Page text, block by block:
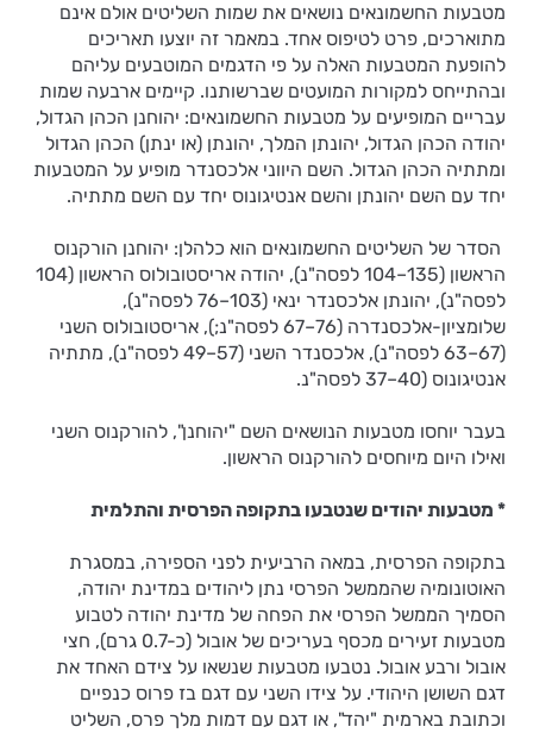
מטבעות החשמונאים נושאים את שמות השליטים אולם אינם
מתוארכים, פרט לטיפוס אחד. במאמר זה יוצעו תאריכים
להופעת המטבעות האלה על פי הדגמים המוטבעים עליהם
ובהתייחס למקורות המועטים שברשותנו. קיימים ארבעה שמות
עבריים המופיעים על מטבעות החשמונאים: יהוחנן הכהן הגדול,
יהודה הכהן הגדול, יהונתן המלך, יהונתן (או ינתן) הכהן הגדול
ומתתיה הכהן הגדול. השם היווני אלכסנדר מופיע על המטבעות
יחד עם השם יהונתן והשם אנטיגונוס יחד עם השם מתתיה.
הסדר של השליטים החשמונאים הוא כלהלן: יהוחנן הורקנוס
הראשון (135–104 לפסה"נ), יהודה אריסטובולוס הראשון (104
לפסה"נ), יהונתן אלכסנדר ינאי (103–76 לפסה"נ),
שלומציון-אלכסנדרה (76–67 לפסה"נ;), אריסטובולוס השני
(67–63 לפסה"נ), אלכסנדר השני (57–49 לפסה"נ), מתתיה
אנטיגונוס (40–37 לפסה"נ.
בעבר יוחסו מטבעות הנושאים השם "יהוחנן", להורקנוס השני
ואילו היום מיוחסים להורקנוס הראשון.
* מטבעות יהודים שנטבעו בתקופה הפרסית והתלמית
בתקופה הפרסית, במאה הרביעית לפני הספירה, במסגרת
האוטונומיה שהממשל הפרסי נתן ליהודים במדינת יהודה,
הסמיך הממשל הפרסי את הפחה של מדינת יהודה לטבוע
מטבעות זעירים מכסף בעריכים של אובול (כ-0.7 גרם), חצי
אובול ורבע אובול. נטבעו מטבעות שנשאו על צידם האחד את
דגם השושן היהודי. על צידו השני עם דגם בז פרוס כנפיים
וכתובת בארמית "יהד", או דגם עם דמות מלך פרס, השליט